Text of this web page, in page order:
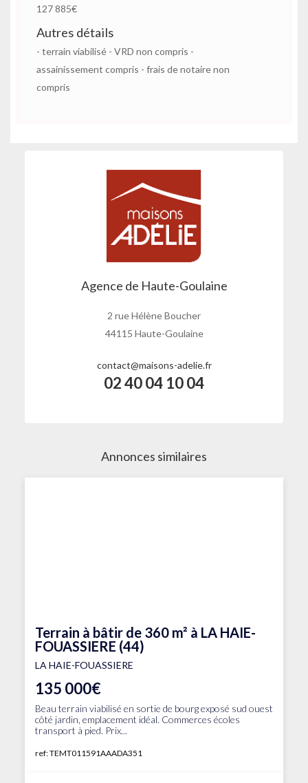
127 885€
Autres détails
- terrain viabilisé - VRD non compris -
assainissement compris - frais de notaire non
compris
Agence de Haute-Goulaine
2 rue Hélène Boucher
44115 Haute-Goulaine
contact@maisons-adelie.fr
02 40 04 10 04
Annonces similaires
Terrain à bâtir de 360 m² à LA HAIE-
FOUASSIERE (44)
LA HAIE-FOUASSIERE
135 000€
Beau terrain viabilisé en sortie de bourg exposé sud ouest
côté jardin, emplacement idéal. Commerces écoles
transport à pied. Prix...
ref: TEMT011591AAADA351